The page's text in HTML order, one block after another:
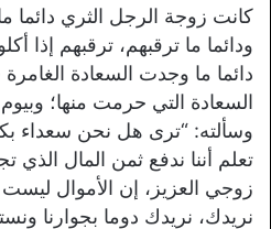
كانت زوجة الرجل الثري دائما
ودائما ما ترقبهم، ترقبهم إذا
دائما ما وجدت السعادة
السعادة التي حرمت منها؛
وسألته: “ترى هل نحن سعداء
تعلم أننا ندفع ثمن المال الذي
زوجي العزيز، إن الأموال ليست
نريدك، نريدك دوما بجوارنا